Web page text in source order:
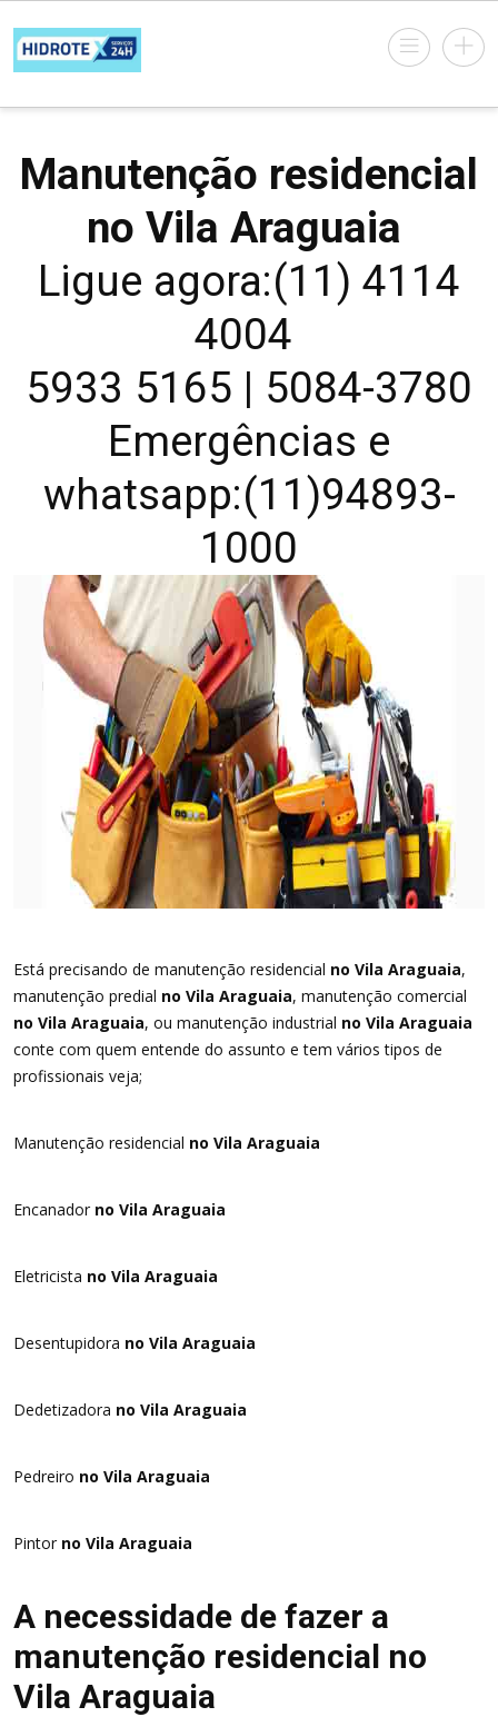
Manutenção residencial
no Vila Araguaia
Ligue agora:(11) 4114
4004
5933 5165 | 5084-3780
Emergências e
whatsapp:(11)94893-
1000
Está precisando de manutenção residencial no Vila Araguaia,
manutenção predial no Vila Araguaia, manutenção comercial
no Vila Araguaia, ou manutenção industrial no Vila Araguaia
conte com quem entende do assunto e tem vários tipos de
profissionais veja;
Manutenção residencial no Vila Araguaia
Encanador no Vila Araguaia
Eletricista no Vila Araguaia
Desentupidora no Vila Araguaia
Dedetizadora no Vila Araguaia
Pedreiro no Vila Araguaia
Pintor no Vila Araguaia
A necessidade de fazer a
manutenção residencial no
Vila Araguaia